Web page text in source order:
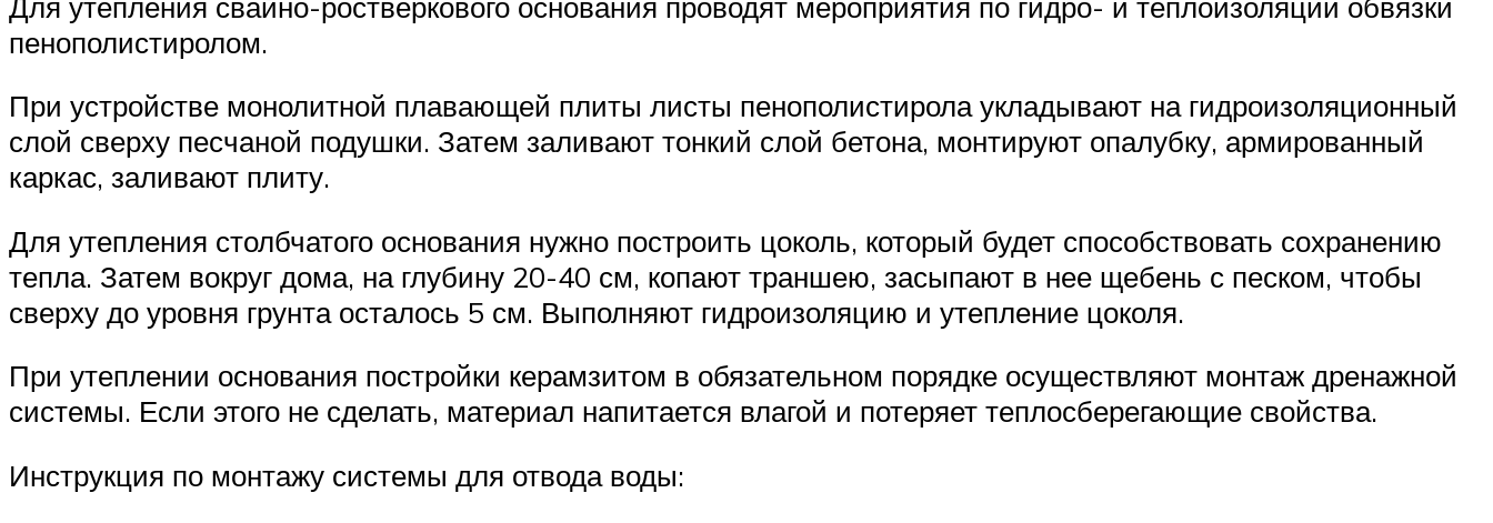
пенополистиролом.
При устройстве монолитной плавающей плиты листы пенополистирола укладывают на гидроизоляционный
слой сверху песчаной подушки. Затем заливают тонкий слой бетона, монтируют опалубку, армированный
каркас, заливают плиту.
Для утепления столбчатого основания нужно построить цоколь, который будет способствовать сохранению
тепла. Затем вокруг дома, на глубину 20-40 см, копают траншею, засыпают в нее щебень с песком, чтобы
сверху до уровня грунта осталось 5 см. Выполняют гидроизоляцию и утепление цоколя.
При утеплении основания постройки керамзитом в обязательном порядке осуществляют монтаж дренажной
системы. Если этого не сделать, материал напитается влагой и потеряет теплосберегающие свойства.
Инструкция по монтажу системы для отвода воды: